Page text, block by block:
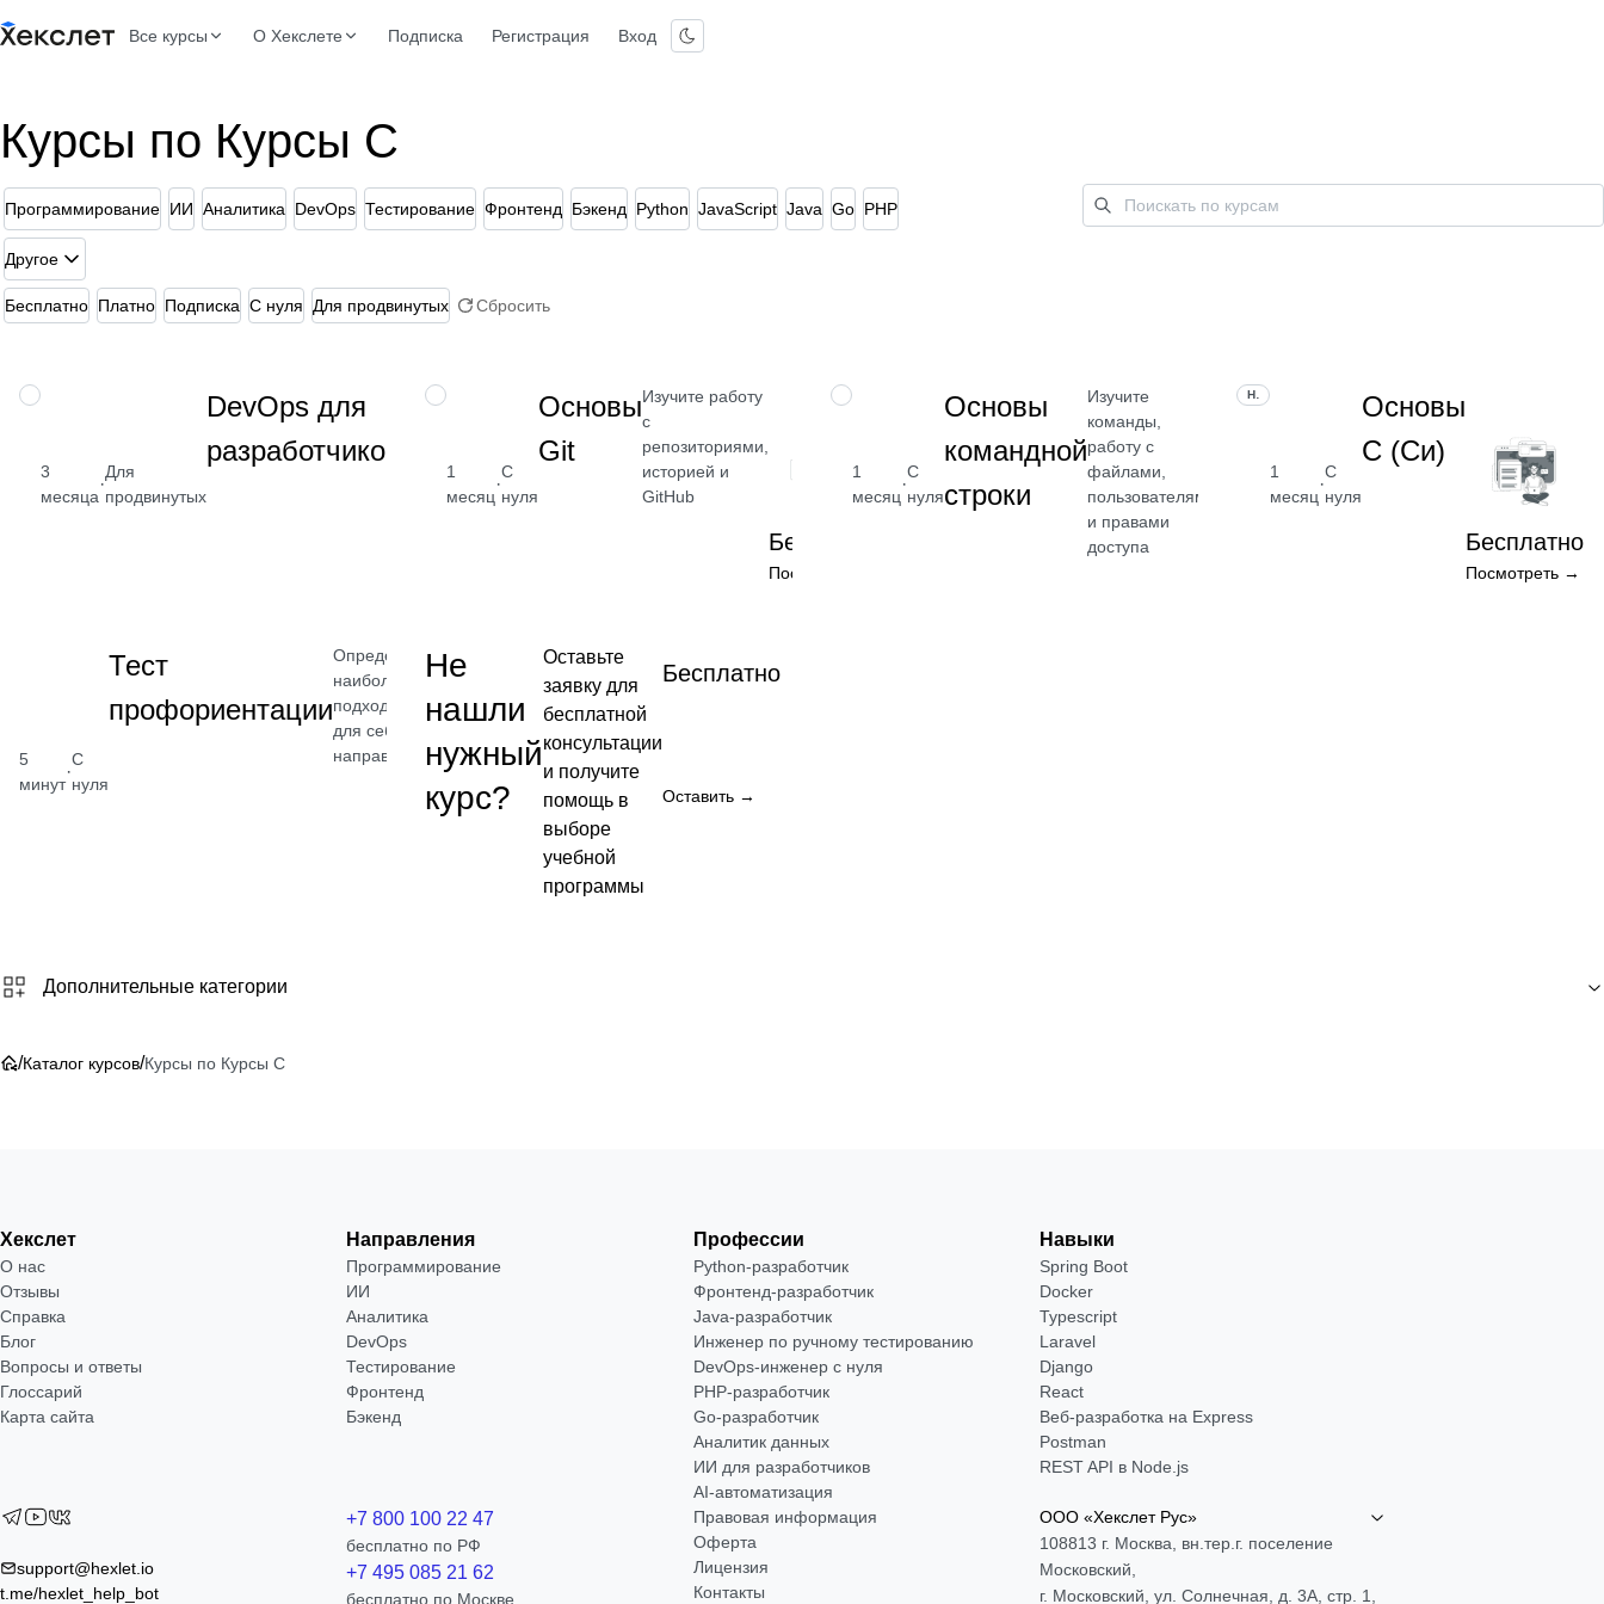
Все курсы О Хекслете Подписка Регистрация Вход
Курсы по Курсы С
Программирование ИИ Аналитика DevOps Тестирование Фронтенд Бэкенд Python JavaScript Java Go PHP
Другое
Бесплатно Платно Подписка С нуля Для продвинутых Сбросить
ПРОФЕССИЯ
3
месяца
·
Для
продвинутых
DevOps для
разработчиков
Изучите
GitHub Actions,
Docker, Ansible,
НАВЫК
1
месяц
·
С
нуля
Основы
Git
Изучите работу
с
репозиториями,
историей и
GitHub
Бесплатно
Посмотреть →
НАВЫК
1
месяц
·
С
нуля
Основы
командной
строки
Изучите
команды,
работу с
файлами,
пользователями
и правами
доступа
НАВЫК
1
месяц
·
С
нуля
Основы
C (Си)
Бесплатно
Посмотреть →
5
минут
·
С
нуля
Тест
профориентации
Определите
наиболее
подходящее
для себя
направление
Бесплатно
Посмотреть →
Не
нашли
нужный
курс?
Оставьте
заявку для
бесплатной
консультации
и получите
помощь в
выборе
учебной
программы
Бесплатно
Оставить →
Дополнительные категории
/Каталог курсов/Курсы по Курсы С
Хекслет
О нас
Отзывы
Справка
Блог
Вопросы и ответы
Глоссарий
Карта сайта
Направления
Программирование
ИИ
Аналитика
DevOps
Тестирование
Фронтенд
Бэкенд
Профессии
Python-разработчик
Фронтенд-разработчик
Java-разработчик
Инженер по ручному тестированию
DevOps-инженер с нуля
РНР-разработчик
Go-разработчик
Аналитик данных
ИИ для разработчиков
AI-автоматизация
Навыки
Spring Boot
Docker
Typescript
Laravel
Django
React
Веб-разработка на Express
Postman
REST API в Node.js
support@hexlet.io
t.me/hexlet_help_bot
+7 800 100 22 47
бесплатно по РФ
+7 495 085 21 62
бесплатно по Москве
Правовая информация
Оферта
Лицензия
Контакты
ООО «Хекслет Рус»
108813 г. Москва, вн.тер.г. поселение
Московский,
г. Московский, ул. Солнечная, д. 3А, стр. 1,